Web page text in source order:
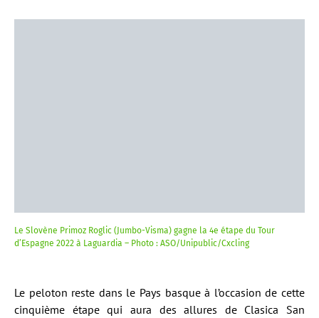
Le Slovène Primoz Roglic (Jumbo-Visma) gagne la 4e étape du Tour
d’Espagne 2022 à Laguardia – Photo : ASO/Unipublic/Cxcling
Le peloton reste dans le Pays basque à l’occasion de cette
cinquième étape qui aura des allures de Clasica San